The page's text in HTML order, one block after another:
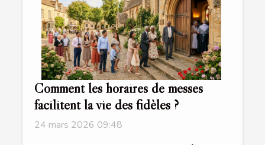
Comment les horaires de messes
facilitent la vie des fidèles ?
24 mars 2026 09:48